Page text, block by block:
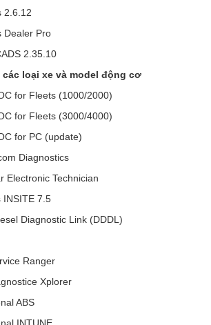
2.6.12
Dealer Pro
2.35.10
các loại xe và model động cơ
for Fleets (1000/2000)
for Fleets (3000/4000)
for PC (update)
Diagnostics
Electronic Technician
INSITE 7.5
Diagnostic Link (DDDL)
Ranger
Xplorer
ABS
INTUNE